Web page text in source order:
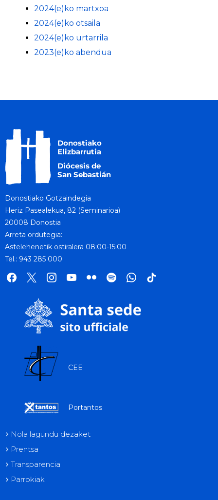
2024(e)ko martxoa
2024(e)ko otsaila
2024(e)ko urtarrila
2023(e)ko abendua
Donostiako Gotzaindegia
Heriz Pasealekua, 82 (Seminarioa)
20008 Donostia
Arreta ordutegia:
Astelehenetik ostiralera 08:00-15:00
Tel.: 943 285 000
facebook
x instagramyoutube
flickr spotifywhatsapp
tik
CEE
Portantos
Nola lagundu dezaket
Prentsa
Transparencia
Parrokiak